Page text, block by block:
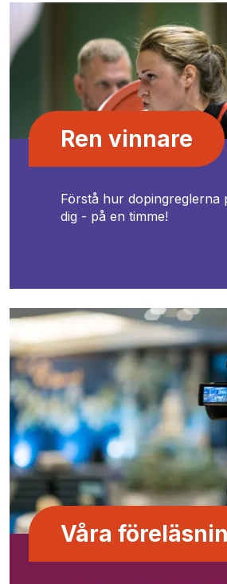
Förstå hur dopingreglerna
dig - på en timme!
Ren vinnare
Våra